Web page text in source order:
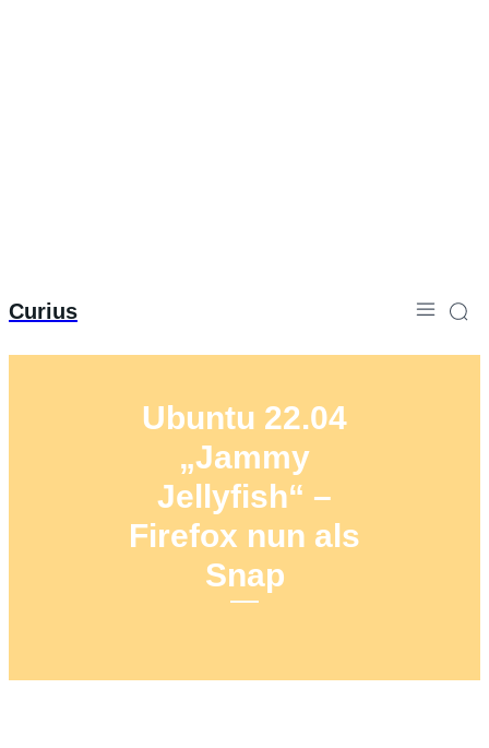
Curius
Ubuntu 22.04
„Jammy
Jellyfish“ –
Firefox nun als
Snap